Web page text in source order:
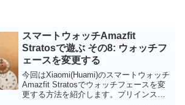
スマートウォッチAmazfit
Stratosで遊ぶ その8: ウォッチフ
ェースを変更する
今回はXiaomi(Huami)のスマートウォッチ
Amazfit Stratosでウォッチフェースを変
更する方法を紹介します。プリインスト